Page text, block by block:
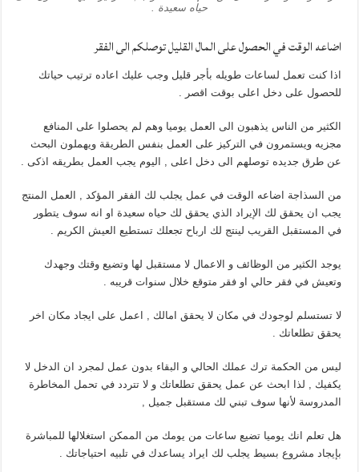
حياه سعيدة .
اضاعه الوقت في الحصول على المال القليل توصلكم الى الفقر
اذا كنت تعمل لساعات طويله بأجر قليل وجب عليك اعاده ترتيب حياتك
للحصول على دخل اعلى بوقت اقصر .
الكثير من الناس يذهبون الى العمل يوميا وهم لم يحصلوا على المنافع
مجزيه ويستمرون في التركيز على العمل بنفس الطريقة ويهملون البحث
عن طرق جديده توصلهم الى دخل اعلى , اليوم يجب العمل بطريقه اذكى .
من السذاجة اضاعه الوقت في عمل يجلب لك الفقر المؤكد , العمل المنتج
يجب ان يحقق لك الإيراد الذي يحقق لك حياه سعيدة او انه سوف يتطور
في المستقبل القريب لينتج لك ارباح تجعلك تستطيع العيش الكريم .
يوجد الكثير من الوظائف و الاعمال لا مستقبل لها وتضيع وقتك وجهدك
وتعيش في فقر حالي او فقر متوقع خلال سنوات قريبه .
لا تستسلم لوجودك في مكان لا يحقق امالك , اعمل على ايجاد مكان اخر
يحقق تطلعاتك .
ليس من الحكمة ترك عملك الحالي و البقاء بدون عمل لمجرد ان الدخل لا
يكفيك , لذا ابحث عن عمل يحقق تطلعاتك و لا تتردد في تحمل المخاطرة
المدروسة لأنها سوف تبني لك مستقبل جميل ,
هل تعلم انك يوميا تضيع ساعات من يومك من الممكن استغلالها للمباشرة
بإيجاد مشروع بسيط يجلب لك ايراد يساعدك في تلبيه احتياجاتك .